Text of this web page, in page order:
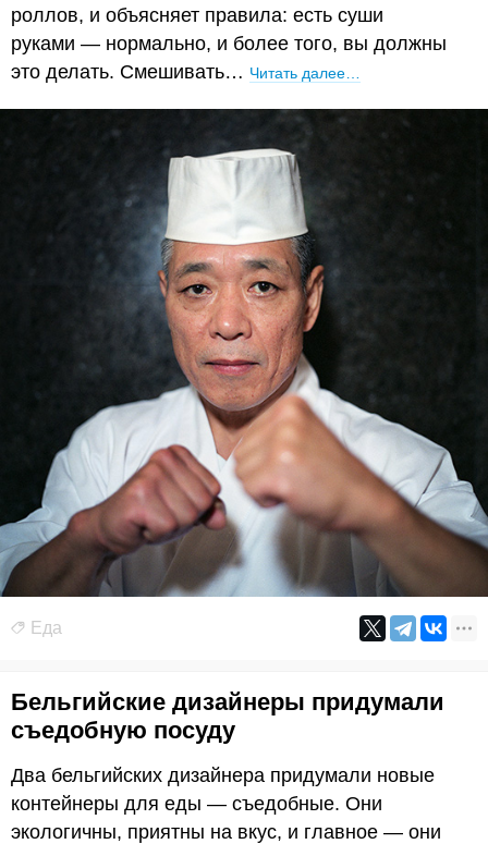
роллов, и объясняет правила: есть суши
руками — нормально, и более того, вы должны
это делать. Смешивать… Читать далее…
Еда
Бельгийские дизайнеры придумали
съедобную посуду
Два бельгийских дизайнера придумали новые
контейнеры для еды — съедобные. Они
экологичны, приятны на вкус, и главное — они